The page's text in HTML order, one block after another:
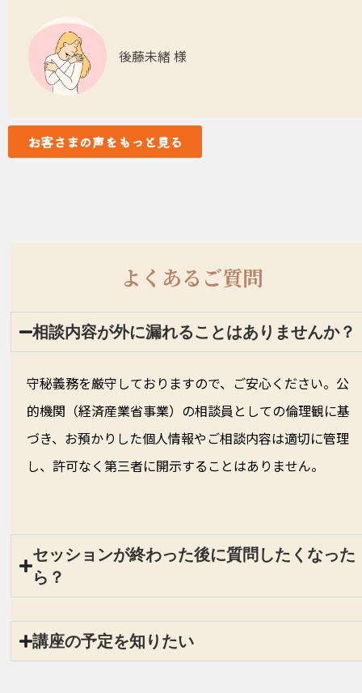
後藤未緒 様
お客さまの声をもっと見る
よくあるご質問
相談内容が外に漏れることはありませんか？
守秘義務を厳守しておりますので、ご安心ください。公
的機関（経済産業省事業）の相談員としての倫理観に基
づき、お預かりした個人情報やご相談内容は適切に管理
し、許可なく第三者に開示することはありません。
セッションが終わった後に質問したくなった
ら？
講座の予定を知りたい